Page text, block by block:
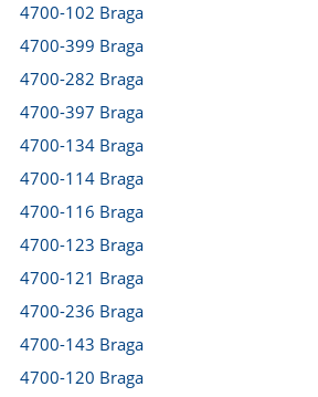
4700-102 Braga
4700-399 Braga
4700-282 Braga
4700-397 Braga
4700-134 Braga
4700-114 Braga
4700-116 Braga
4700-123 Braga
4700-121 Braga
4700-236 Braga
4700-143 Braga
4700-120 Braga